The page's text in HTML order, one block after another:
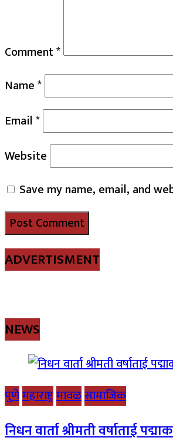
Comment*
Name*
Email*
Website
Save my name, email, and
ADVERTISMENT
NEWS
पुणेमहाराष्ट्रमावळसामाजिक
निधन वार्ता श्रीमती वर्षाताई